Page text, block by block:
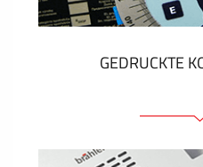
GEDRUCKTE